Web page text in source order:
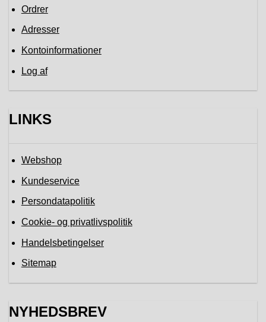
Ordrer
Adresser
Kontoinformationer
Log af
LINKS
Webshop
Kundeservice
Persondatapolitik
Cookie- og privatlivspolitik
Handelsbetingelser
Sitemap
NYHEDSBREV